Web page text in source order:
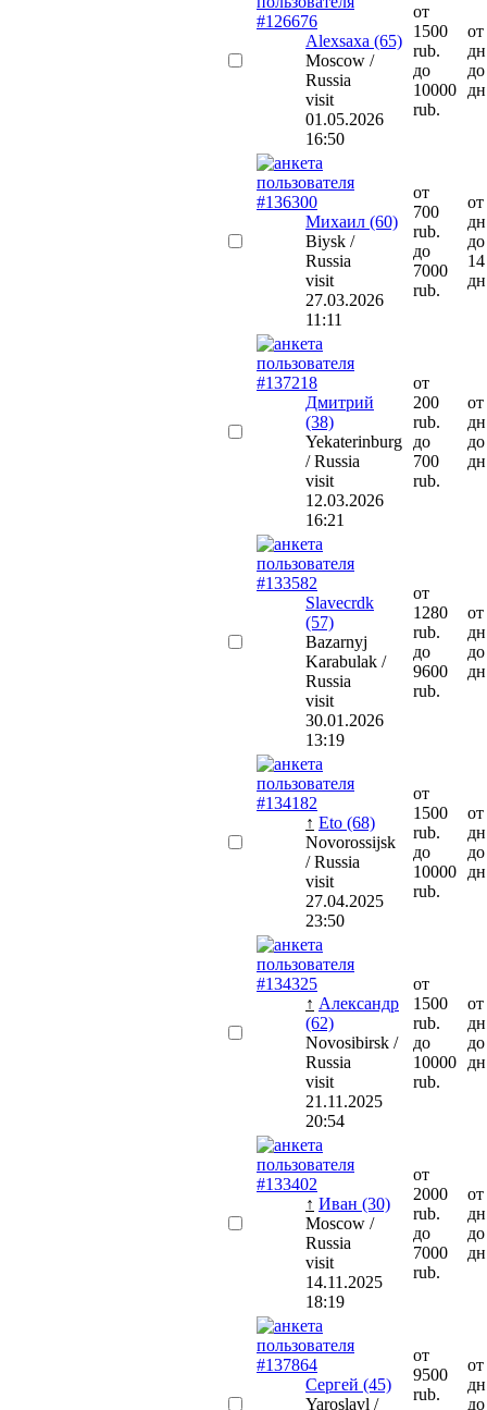
Alexsaxa (65)
Moscow /
Russia
visit
01.05.2026
16:50
от
1500
rub.
до
10000
rub.
дн
Михаил (60)
Biysk /
Russia
visit
27.03.2026
11:11
от
700
rub.
до
7000
rub.
до
14
дн
Дмитрий
(38)
Yekaterinburg
/ Russia
visit
12.03.2026
16:21
от
200
rub.
до
700
rub.
дн
Slavecrdk
(57)
Bazarnyj
Karabulak /
Russia
visit
30.01.2026
13:19
от
1280
rub.
до
9600
rub.
дн
↑ Eto (68)
Novorossijsk
/ Russia
visit
27.04.2025
23:50
от
1500
rub.
до
10000
rub.
дн
↑ Александр
(62)
Novosibirsk /
Russia
visit
21.11.2025
20:54
от
1500
rub.
до
10000
rub.
дн
↑ Иван (30)
Moscow /
Russia
visit
14.11.2025
18:19
от
2000
rub.
до
7000
rub.
дн
Сергей (45)
Yaroslavl /
от
9500
rub.
до